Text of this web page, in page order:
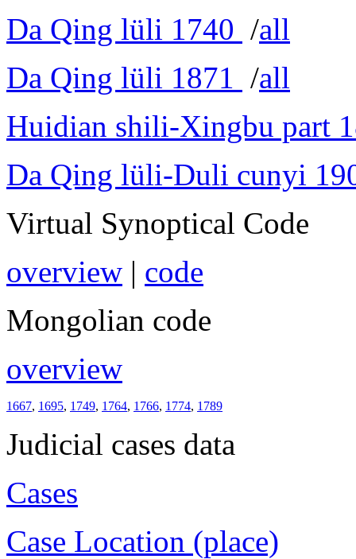
Da Qing lüli 1740 /all
Da Qing lüli 1871 /all
Huidian shili-Xingbu part
Da Qing lüli-Duli cunyi
Virtual Synoptical Code
overview | code
Mongolian code
overview
1667, 1695, 1749, 1764, 1766, 1774, 1789
Judicial cases data
Cases
Case Location (place)